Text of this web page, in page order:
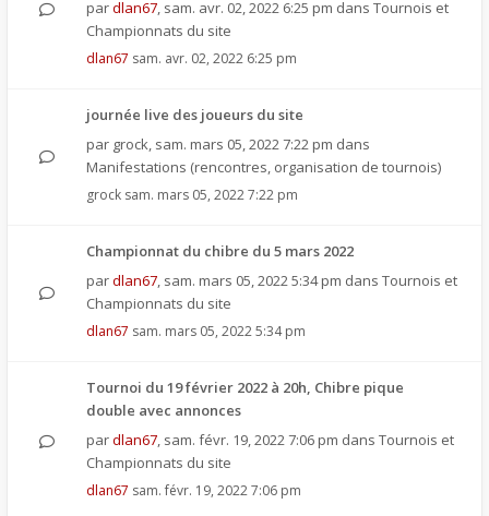
pardlan67, sam. avr. 02, 2022 6:25 pm dans Tournois et
Championnats du site
dlan67 sam. avr. 02, 2022 6:25 pm
journée live des joueurs du site
par grock, sam. mars 05, 2022 7:22 pm dans
Manifestations (rencontres, organisation de tournois)
grock sam. mars 05, 2022 7:22 pm
Championnat du chibre du 5 mars 2022
pardlan67, sam. mars 05, 2022 5:34 pm dans Tournois et
Championnats du site
dlan67 sam. mars 05, 2022 5:34 pm
Tournoi du 19 février 2022 à 20h, Chibre pique
double avec annonces
pardlan67, sam. févr. 19, 2022 7:06 pm dans Tournois et
Championnats du site
dlan67 sam. févr. 19, 2022 7:06 pm